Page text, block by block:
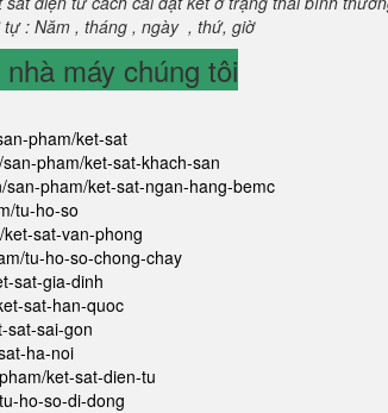
: Năm , tháng , ngày , thứ, giờ
máy chúng tôi
pham/ket-sat
pham/ket-sat-khach-san
san-pham/ket-sat-ngan-hang-bemc
tu-ho-so
sat-van-phong
tu-ho-so-chong-chay
sat-gia-dinh
sat-han-quoc
sat-sai-gon
ha-noi
ket-sat-dien-tu
ho-so-di-dong